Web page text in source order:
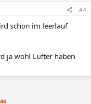
#4
schon im leerlauf
ja wohl Lüfter haben